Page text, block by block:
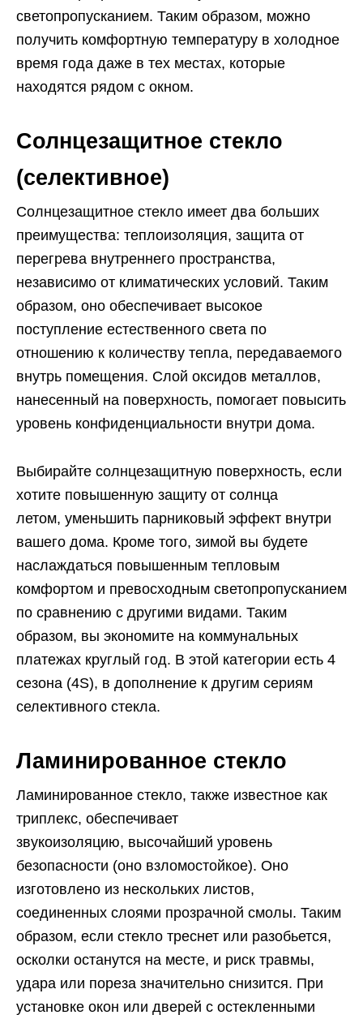
светопропусканием. Таким образом, можно
получить комфортную температуру в холодное
время года даже в тех местах, которые
находятся рядом с окном.
Солнцезащитное стекло
(селективное)
Солнцезащитное стекло имеет два больших
преимущества: теплоизоляция, защита от
перегрева внутреннего пространства,
независимо от климатических условий. Таким
образом, оно обеспечивает высокое
поступление естественного света по
отношению к количеству тепла, передаваемого
внутрь помещения. Слой оксидов металлов,
нанесенный на поверхность, помогает повысить
уровень конфиденциальности внутри дома.
Выбирайте солнцезащитную поверхность, если
хотите повышенную защиту от солнца
летом, уменьшить парниковый эффект внутри
вашего дома. Кроме того, зимой вы будете
наслаждаться повышенным тепловым
комфортом и превосходным светопропусканием
по сравнению с другими видами. Таким
образом, вы экономите на коммунальных
платежах круглый год. В этой категории есть 4
сезона (4S), в дополнение к другим сериям
селективного стекла.
Ламинированное стекло
Ламинированное стекло, также известное как
триплекс, обеспечивает
звукоизоляцию, высочайший уровень
безопасности (оно взломостойкое). Оно
изготовлено из нескольких листов,
соединенных слоями прозрачной смолы. Таким
образом, если стекло треснет или разобьется,
осколки останутся на месте, и риск травмы,
удара или пореза значительно снизится. При
установке окон или дверей с остекленными